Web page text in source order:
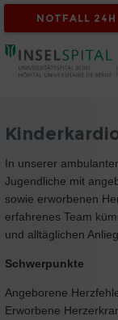
NOTFALL 24H
In unserer
Jugendliche mit
sowie erworbenen
erfahrenes Team
und alltäglichen
Schwerpunkte
Angeborene
Erworbene